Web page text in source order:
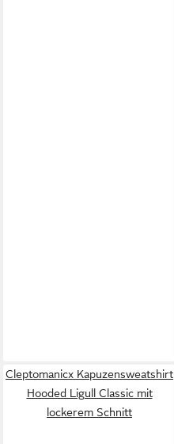
Cleptomanicx Kapuzensweatshirt
Hooded Ligull Classic mit
lockerem Schnitt